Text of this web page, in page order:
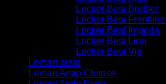
Locker Besi Brother
Locker Besi Frontline
Locker Besi Importa
Locker Besi Lion
Locker Besi Vip
Lemari arsip
Lemari Arsip Chitose